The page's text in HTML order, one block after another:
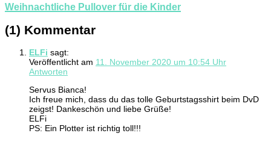
Weihnachtliche Pullover für die Kinder
(1) Kommentar
ELFi sagt:
Veröffentlicht am 11. November 2020 um 10:54 Uhr
Antworten
Servus Bianca!
Ich freue mich, dass du das tolle Geburtstagsshirt beim DvD
zeigst! Dankeschön und liebe Grüße!
ELFi
PS: Ein Plotter ist richtig toll!!!